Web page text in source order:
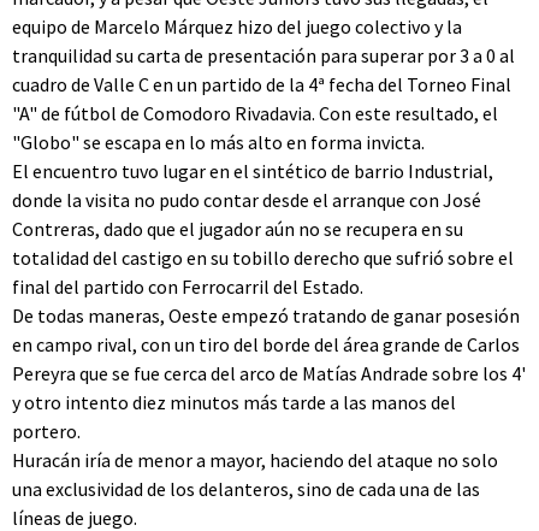
equipo de Marcelo Márquez hizo del juego colectivo y la
tranquilidad su carta de presentación para superar por 3 a 0 al
cuadro de Valle C en un partido de la 4ª fecha del Torneo Final
"A" de fútbol de Comodoro Rivadavia. Con este resultado, el
"Globo" se escapa en lo más alto en forma invicta.
El encuentro tuvo lugar en el sintético de barrio Industrial,
donde la visita no pudo contar desde el arranque con José
Contreras, dado que el jugador aún no se recupera en su
totalidad del castigo en su tobillo derecho que sufrió sobre el
final del partido con Ferrocarril del Estado.
De todas maneras, Oeste empezó tratando de ganar posesión
en campo rival, con un tiro del borde del área grande de Carlos
Pereyra que se fue cerca del arco de Matías Andrade sobre los 4'
y otro intento diez minutos más tarde a las manos del
portero.
Huracán iría de menor a mayor, haciendo del ataque no solo
una exclusividad de los delanteros, sino de cada una de las
líneas de juego.